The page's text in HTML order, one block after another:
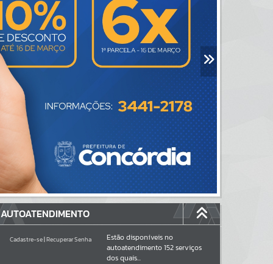
AUTOATENDIMENTO
Cadastre-se|Recuperar Senha
Estão disponíveis no
autoatendimento152serviços
dos quais...